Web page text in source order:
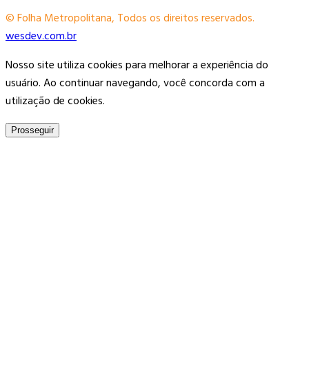
© Folha Metropolitana, Todos os direitos reservados.
wesdev.com.br
Nosso site utiliza cookies para melhorar a experiência do
usuário. Ao continuar navegando, você concorda com a
utilização de cookies.
Prosseguir